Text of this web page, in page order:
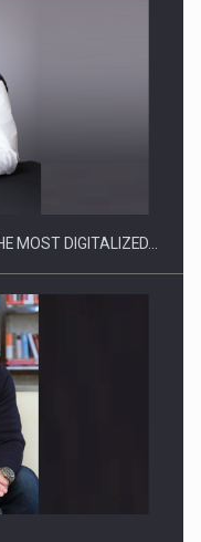
- Technology and…
STRATEGY-Finantare
MOST DIGITALIZED…